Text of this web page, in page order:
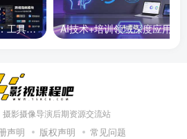
半无人直播全攻略-8月：工具使用+起号逻辑+违规规避,新增AI超体与跨境模块
摄影摄像导演后期资源交流站
声明 版权声明 常见问题